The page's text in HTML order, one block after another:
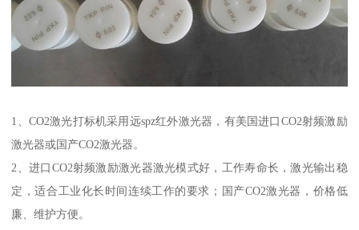
1、CO2激光打标机采用远spz红外激光器，有美国进口CO2射频激励
激光器或国产CO2激光器。
2、进口CO2射频激励激光器激光模式好，工作寿命长，激光输出稳
定，适合工业化长时间连续工作的要求；国产CO2激光器，价格低
廉、维护方便。